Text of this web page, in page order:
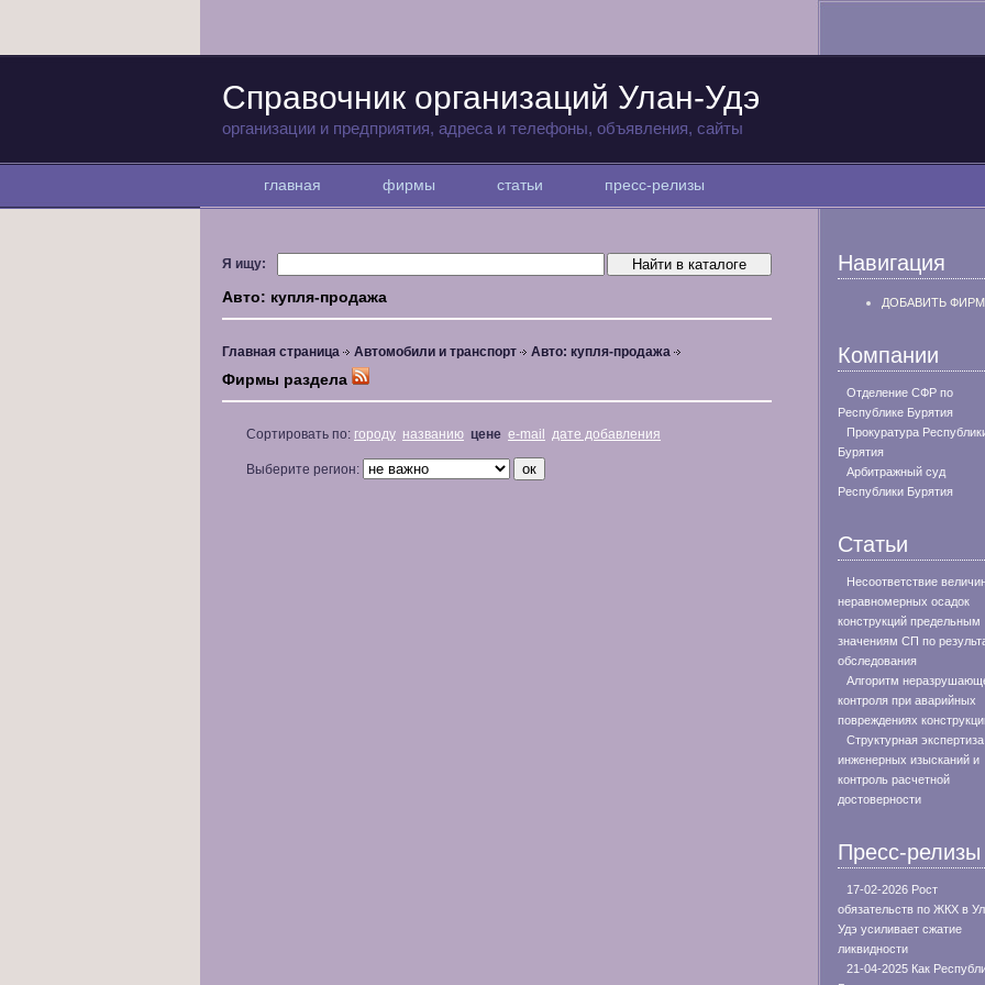
Справочник организаций Улан-Удэ
организации и предприятия, адреса и телефоны, объявления, сайты
главная фирмы статьи пресс-релизы
Я ищу:
Авто: купля-продажа
Главная страница Автомобили и транспорт Авто: купля-продажа
Фирмы раздела
Сортировать по: городу названию цене e-mail дате добавления
Выберите регион:
Навигация
ДОБАВИТЬ
Компании
Отделение СФР по
Республике Бурятия
Прокуратура
Бурятия
Арбитражный суд
Республики Бурятия
Статьи
Несоответствие
неравномерных осадок
конструкций предельным
значениям СП по
обследования
Алгоритм
контроля при аварийных
повреждениях
Структурная экспертиза
инженерных изысканий и
контроль расчетной
достоверности
Пресс-релизы
17-02-2026 Рост
обязательств по ЖКХ в
Удэ усиливает сжатие
ликвидности
21-04-2025 Как